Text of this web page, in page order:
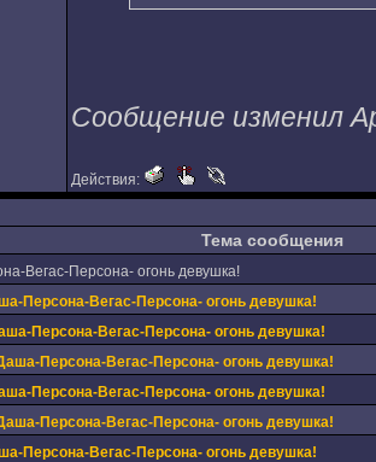
Сообщение изменил
Действия:
Тема сообщения
Вегас-Персона- огонь девушка!
Персона-Вегас-Персона- огонь девушка!
Персона-Вегас-Персона- огонь девушка!
Персона-Вегас-Персона- огонь девушка!
Персона-Вегас-Персона- огонь девушка!
Персона-Вегас-Персона- огонь девушка!
Персона-Вегас-Персона- огонь девушка!